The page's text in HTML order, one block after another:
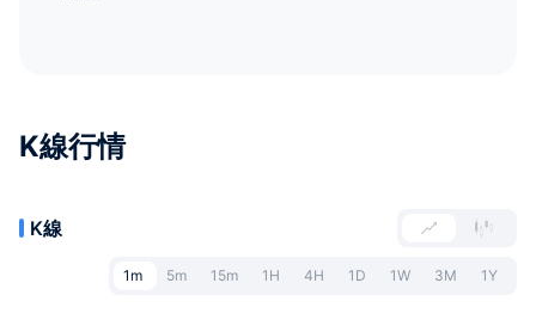
K線行情
K線
1m 5m 15m 1H 4H 1D 1W 3M 1Y